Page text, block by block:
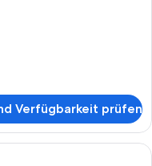
Verfügbarkeit prüfen
mit einem großen